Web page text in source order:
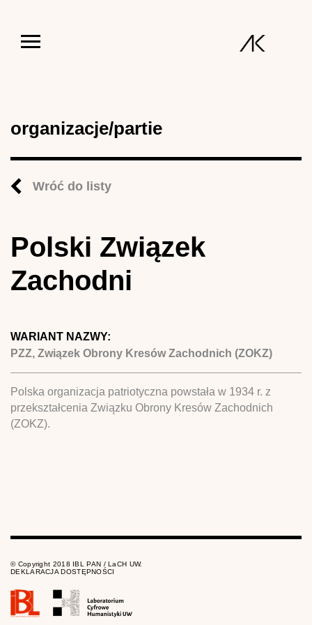
organizacje/partie
Wróć do listy
Polski Związek
Zachodni
WARIANT NAZWY:
PZZ, Związek Obrony Kresów Zachodnich (ZOKZ)
Polska organizacja patriotyczna powstała w 1934 r. z
przekształcenia Związku Obrony Kresów Zachodnich
(ZOKZ).
© Copyright 2018 IBL PAN / LaCH UW.
DEKLARACJA DOSTĘPNOŚCI